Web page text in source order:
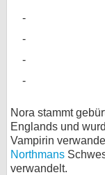
Nora stammt
Englands und
Vampirin
Northmans
verwandelt.